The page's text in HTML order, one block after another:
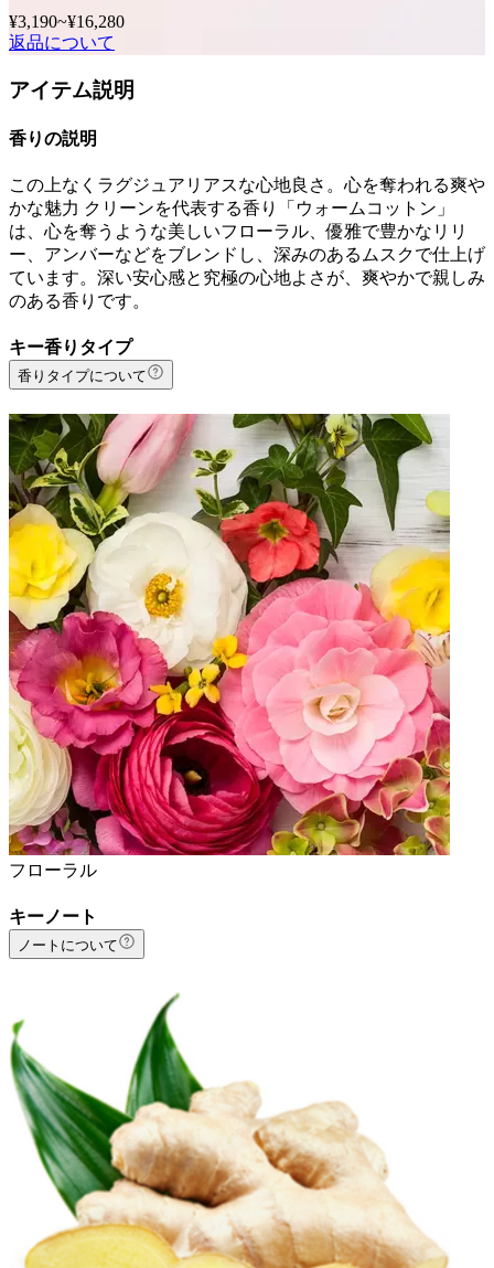
¥3,190~¥16,280
返品について
アイテム説明
香りの説明
この上なくラグジュアリアスな心地良さ。心を奪われる爽や
かな魅力 クリーンを代表する香り「ウォームコットン」
は、心を奪うような美しいフローラル、優雅で豊かなリリ
ー、アンバーなどをブレンドし、深みのあるムスクで仕上げ
ています。深い安心感と究極の心地よさが、爽やかで親しみ
のある香りです。
キー香りタイプ
香りタイプについて
フローラル
キーノート
ノートについて